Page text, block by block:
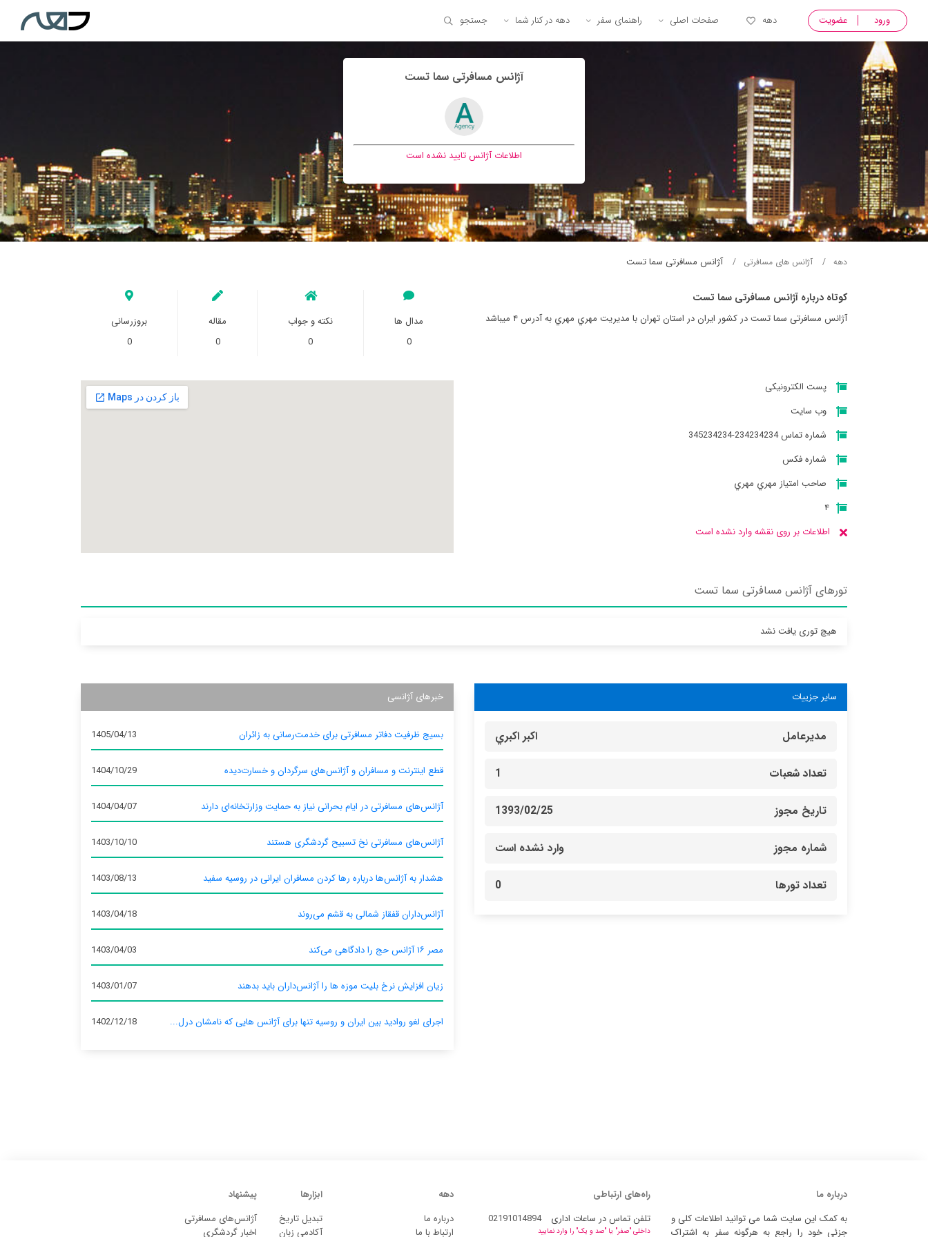
ورود عضویت دهه صفحات اصلی راهنمای سفر دهه در کنار شما جستجو
آژانس مسافرتی سما تست
اطلاعات آژانس تایید نشده است
دهه آژانس های مسافرتی آژانس مسافرتی سما تست
کوتاه درباره آژانس مسافرتی سما تست
آژانس مسافرتی سما تست در کشور ایران در استان تهران با مدیریت مهري مهري به آدرس ۴ میباشد
مدال ها
0
نکته و جواب
0
مقاله
0
بروزرسانی
0
پست الکترونیکی
وب سایت
شماره تماس 234234234-345234234
شماره فکس
صاحب امتیاز مهري مهري
۴
اطلاعات بر روی نقشه وارد نشده است
تورهای آژانس مسافرتی سما تست
هیچ توری یافت نشد
سایر جزییات
مدیرعامل اكبر اكبري
تعداد شعبات 1
تاریخ مجوز 1393/02/25
شماره مجوز وارد نشده است
تعداد تورها 0
خبرهای آژانسی
بسیج ظرفیت دفاتر مسافرتی برای خدمت‌رسانی به زائران 1405/04/13
قطع اینترنت و مسافران و آژانس‌های سرگردان و خسارت‌دیده 1404/10/29
آژانس‌های مسافرتی در ایام بحرانی نیاز به حمایت وزارتخانه‌ای دارند 1404/04/07
آژانس‌های مسافرتی نخ تسبیح گردشگری هستند 1403/10/10
هشدار به آژانس‌ها درباره رها کردن مسافران ایرانی در روسیه سفید 1403/08/13
آژانس‌داران قفقاز شمالی به قشم می‌روند 1403/04/18
مصر ۱۶ آژانس حج را دادگاهی می‌کند 1403/04/03
زیان افزایش نرخ بلیت موزه ها را آژانس‌داران باید بدهند 1403/01/07
اجرای لغو روادید بین ایران و روسیه تنها برای آژانس‌ هایی که نامشان درل... 1402/12/18
درباره ما
به کمک این سایت شما می توانید اطلاعات کلی و
جزئی خود را راجع به هرگونه سفر به اشتراک
راه‌های ارتباطی
تلفن تماس در ساعات اداری
02191014894
داخلی "صفر" یا "صد و یک" را وارد نمایید
دهه
درباره ما
ارتباط با ما
ابزارها
تبدیل تاریخ
آکادمی زبان
پیشنهاد
آژانس‌های مسافرتی
اخبار گردشگری